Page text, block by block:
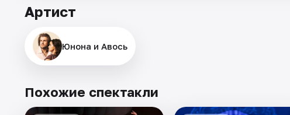
Артист
Юнона и Авось
Похожие спектакли